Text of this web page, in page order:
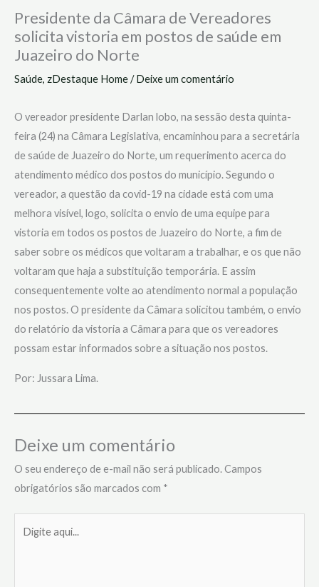
Presidente da Câmara de Vereadores
solicita vistoria em postos de saúde em
Juazeiro do Norte
Saúde, zDestaque Home/Deixe um comentário
O vereador presidente Darlan lobo, na sessão desta quinta-
feira (24) na Câmara Legislativa, encaminhou para a secretária
de saúde de Juazeiro do Norte, um requerimento acerca do
atendimento médico dos postos do município. Segundo o
vereador, a questão da covid-19 na cidade está com uma
melhora visível, logo, solicita o envio de uma equipe para
vistoria em todos os postos de Juazeiro do Norte, a fim de
saber sobre os médicos que voltaram a trabalhar, e os que não
voltaram que haja a substituição temporária. E assim
consequentemente volte ao atendimento normal a população
nos postos. O presidente da Câmara solicitou também, o envio
do relatório da vistoria a Câmara para que os vereadores
possam estar informados sobre a situação nos postos.
Por: Jussara Lima.
Deixe um comentário
O seu endereço de e-mail não será publicado.Campos
obrigatórios são marcados com *
aqui...